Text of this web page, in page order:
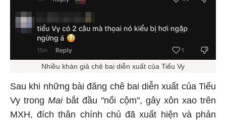
Nhiều khán giả chê bai diễn xuất của Tiểu Vy
Sau khi những bài đăng chê bai diễn xuất của Tiểu
Vy trong Maibắt đầu "nổi cộm", gây xôn xao trên
MXH, đích thân chính chủ đã xuất hiện và phản